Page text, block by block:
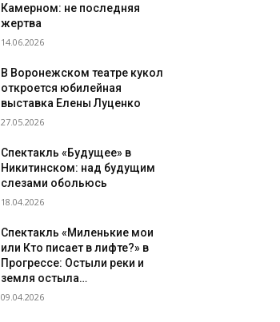
Камерном: не последняя
жертва
14.06.2026
В Воронежском театре кукол
откроется юбилейная
выставка Елены Луценко
27.05.2026
Спектакль «Будущее» в
Никитинском: над будущим
слезами обольюсь
18.04.2026
Спектакль «Миленькие мои
или Кто писает в лифте?» в
Прогрессе: Остыли реки и
земля остыла…
09.04.2026